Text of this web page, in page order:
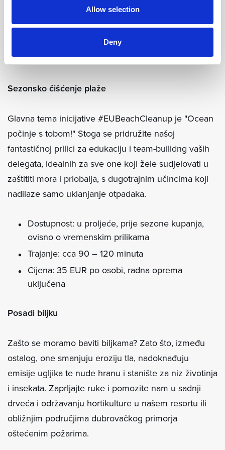
Allow selection
Deny
lokalnom zajednicom.
IZBOR ODRŽIVIH VOLONTERSKIH MOGUĆNOSTI I
INICIJATIVA U LOKALNOJ ZAJEDNICI
Sezonsko čišćenje plaže
Glavna tema inicijative #EUBeachCleanup je "Ocean
počinje s tobom!" Stoga se pridružite našoj
fantastičnoj prilici za edukaciju i team-builidng vaših
delegata, idealnih za sve one koji žele sudjelovati u
zaštititi mora i priobalja, s dugotrajnim učincima koji
nadilaze samo uklanjanje otpadaka.
Dostupnost: u proljeće, prije sezone kupanja,
ovisno o vremenskim prilikama
Trajanje: cca 90 – 120 minuta
Cijena: 35 EUR po osobi, radna oprema
uključena
Posadi biljku
Zašto se moramo baviti biljkama? Zato što, između
ostalog, one smanjuju eroziju tla, nadoknađuju
emisije ugljika te nude hranu i stanište za niz životinja
i insekata. Zaprljajte ruke i pomozite nam u sadnji
drveća i održavanju hortikulture u našem resortu ili
obližnjim područjima dubrovačkog primorja
oštećenim požarima.